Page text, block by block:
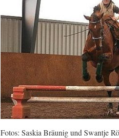
Fotos: Saskia Bräunig und Swantje